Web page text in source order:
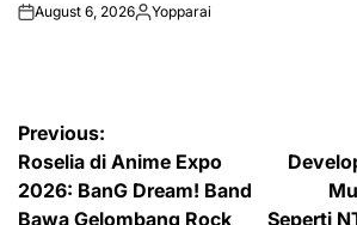
onAugust 6, 2026Posted
Yopparai
Post
navigation
Previous:
Roselia di Anime Expo
2026: BanG Dream! Band
Bawa Gelombang Rock
Seperti